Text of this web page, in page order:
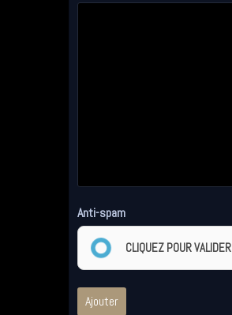
Anti-spam
CLIQUEZ POUR VALIDER
Ajouter